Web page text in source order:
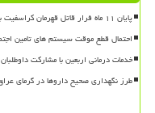
پایان ۱۱ ماه فرار قاتل قهرمان کراسفیت با چهره ای تغییرکرده دستگیر شد
احتمال قطع موقت سیستم های تامین
خدمات درمانی اربعین با مشارکت
طرز نگهداری صحیح داروها در گرمای